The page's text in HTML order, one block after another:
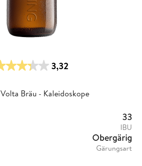
3,32
Volta Bräu - Kaleidoskope
33
IBU
Obergärig
Gärungsart